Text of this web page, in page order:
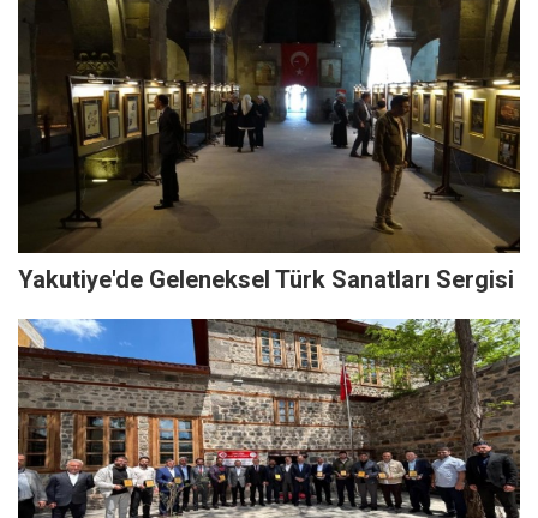
Yakutiye'de Geleneksel Türk Sanatları Sergisi